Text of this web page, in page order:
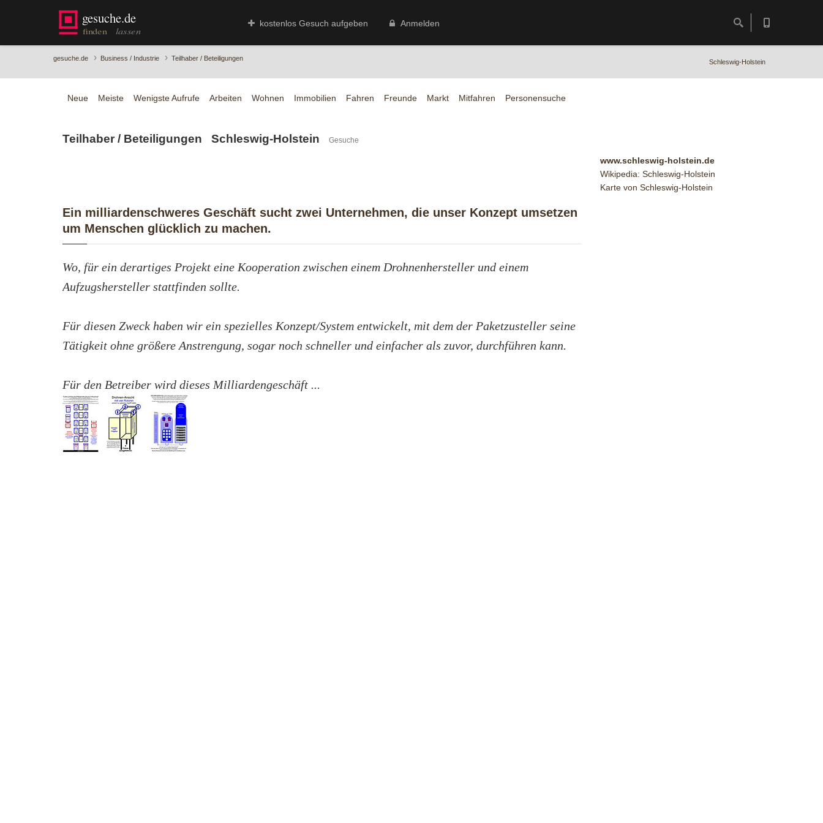
kostenlos Gesuch aufgeben Anmelden
gesuche.de › Business / Industrie › Teilhaber / Beteiligungen Schleswig-Holstein
Neue Meiste Wenigste Aufrufe Arbeiten Wohnen Immobilien Fahren Freunde Markt Mitfahren Personensuche
Teilhaber / Beteiligungen Schleswig-Holstein Gesuche
Ein milliardenschweres Geschäft sucht zwei Unternehmen, die unser Konzept umsetzen
um Menschen glücklich zu machen.
Wo, für ein derartiges Projekt eine Kooperation zwischen einem Drohnenhersteller und einem
Aufzugshersteller stattfinden sollte.
Für diesen Zweck haben wir ein spezielles Konzept/System entwickelt, mit dem der Paketzusteller seine
Tätigkeit ohne größere Anstrengung, sogar noch schneller und einfacher als zuvor, durchführen kann.
Für den Betreiber wird dieses Milliardengeschäft ...
www.schleswig-holstein.de
Wikipedia: Schleswig-Holstein
Karte von Schleswig-Holstein